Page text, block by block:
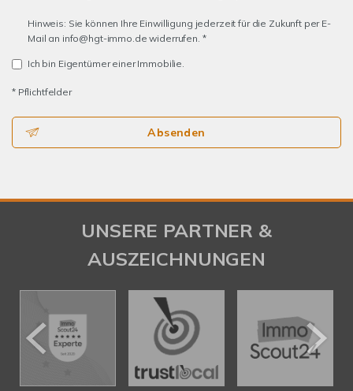
Hinweis: Sie können Ihre Einwilligung jederzeit für die Zukunft per E-
Mail an info@hgt-immo.de widerrufen. *
Ich bin Eigentümer einer Immobilie.
* Pflichtfelder
Absenden
UNSERE PARTNER &
AUSZEICHNUNGEN